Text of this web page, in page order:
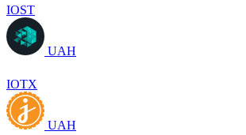
IOST
UAH
IOTX
UAH